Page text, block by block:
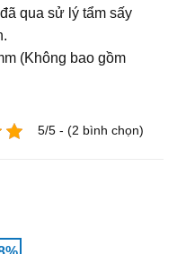
qua sử lý tẩm sấy
(Không bao gồm
5/5 - (2 bình chọn)